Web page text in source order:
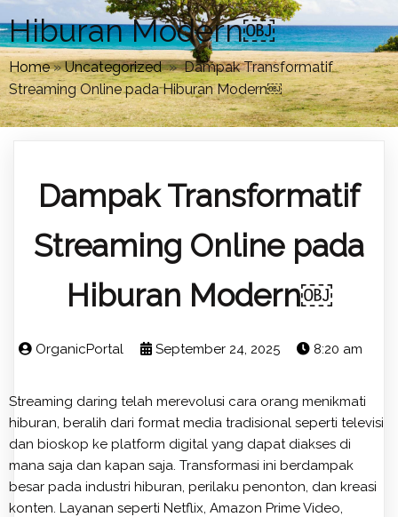
Hiburan Modern￼
Home»Uncategorized » Dampak Transformatif
Streaming Online pada Hiburan Modern￼
Dampak Transformatif
Streaming Online pada
Hiburan Modern￼
OrganicPortal September 24, 2025 8:20 am
Streaming daring telah merevolusi cara orang menikmati
hiburan, beralih dari format media tradisional seperti televisi
dan bioskop ke platform digital yang dapat diakses di
mana saja dan kapan saja. Transformasi ini berdampak
besar pada industri hiburan, perilaku penonton, dan kreasi
konten. Layanan seperti Netflix, Amazon Prime Video,